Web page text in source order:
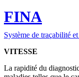
FINA
Système de traçabilité
VITESSE
La rapidité du